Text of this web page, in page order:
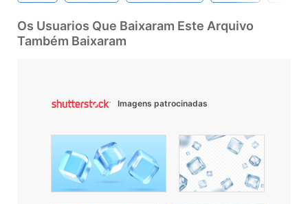
Os Usuarios Que Baixaram Este Arquivo
Também Baixaram
Imagens patrocinadas